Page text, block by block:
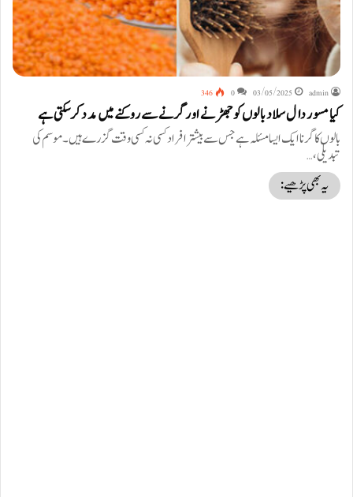
admin
03/05/2025
0
346
کیا مسور دال سلاد بالوں کو جھڑنے اور گرنے سے روکنے میں مدد کرسکتی ہے
بالوں کا گرنا ایک ایسا مسئلہ ہے جس سے بیشتر افراد کسی نہ کسی وقت گزرے ہیں۔ موسم کی
تبدیلی،…
یہ بھی پڑھیے: